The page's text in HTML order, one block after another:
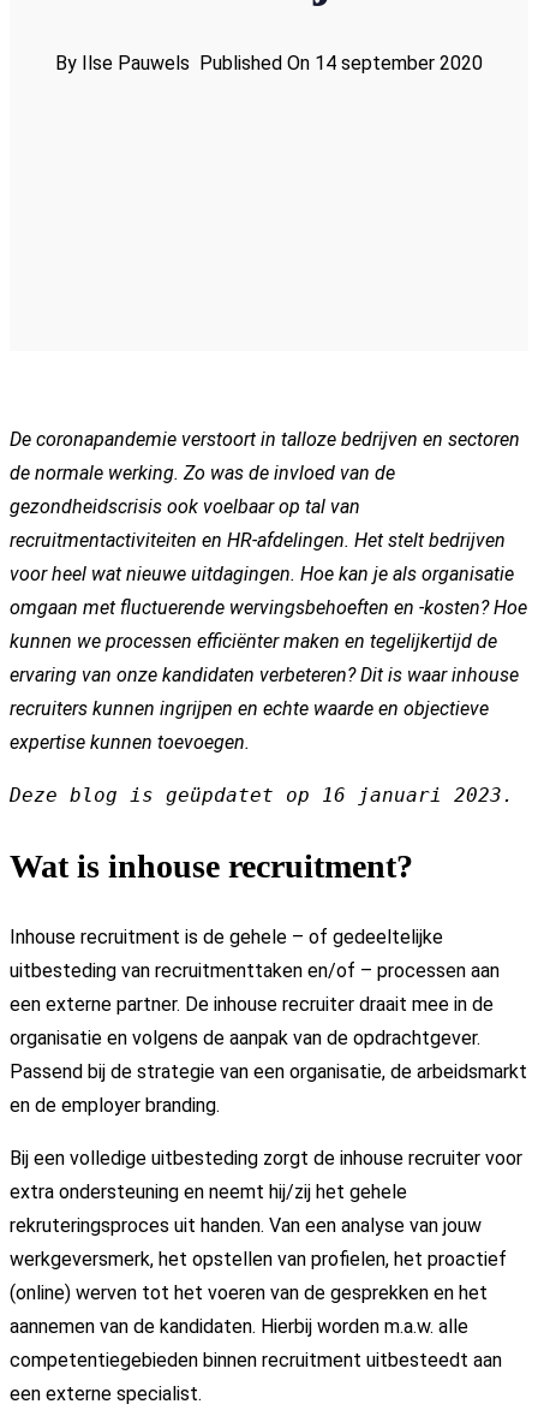
By Ilse Pauwels Published On 14 september 2020
De coronapandemie verstoort in talloze bedrijven en sectoren
de normale werking. Zo was de invloed van de
gezondheidscrisis ook voelbaar op tal van
recruitmentactiviteiten en HR-afdelingen. Het stelt bedrijven
voor heel wat nieuwe uitdagingen. Hoe kan je als organisatie
omgaan met fluctuerende wervingsbehoeften en -kosten? Hoe
kunnen we processen efficiënter maken en tegelijkertijd de
ervaring van onze kandidaten verbeteren? Dit is waar inhouse
recruiters kunnen ingrijpen en echte waarde en objectieve
expertise kunnen toevoegen.
Deze blog is geüpdatet op 16 januari 2023.
Wat is inhouse recruitment?
Inhouse recruitment is de gehele – of gedeeltelijke
uitbesteding van recruitmenttaken en/of – processen aan
een externe partner. De inhouse recruiter draait mee in de
organisatie en volgens de aanpak van de opdrachtgever.
Passend bij de strategie van een organisatie, de arbeidsmarkt
en de employer branding.
Bij een volledige uitbesteding zorgt de inhouse recruiter voor
extra ondersteuning en neemt hij/zij het gehele
rekruteringsproces uit handen. Van een analyse van jouw
werkgeversmerk, het opstellen van profielen, het proactief
(online) werven tot het voeren van de gesprekken en het
aannemen van de kandidaten. Hierbij worden m.a.w. alle
competentiegebieden binnen recruitment uitbesteedt aan
een externe specialist.